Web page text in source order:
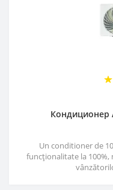
Кондиционер
Un conditioner de
funcționalitate la